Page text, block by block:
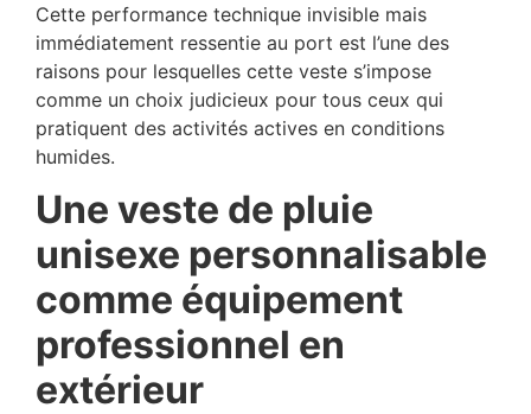
Cette performance technique invisible mais
immédiatement ressentie au port est l’une des
raisons pour lesquelles cette veste s’impose
comme un choix judicieux pour tous ceux qui
pratiquent des activités actives en conditions
humides.
Une veste de pluie
unisexe personnalisable
comme équipement
professionnel en
extérieur